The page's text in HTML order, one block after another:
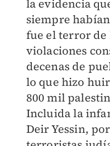
la evidencia
siempre
fue el terror de
violaciones
decenas de
lo que hizo
800 mil
Incluida la
Deir Yessin,